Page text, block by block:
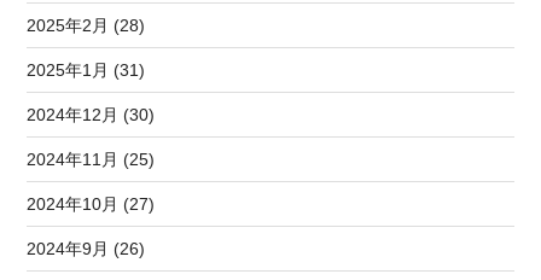
2025年2月 (28)
2025年1月 (31)
2024年12月 (30)
2024年11月 (25)
2024年10月 (27)
2024年9月 (26)